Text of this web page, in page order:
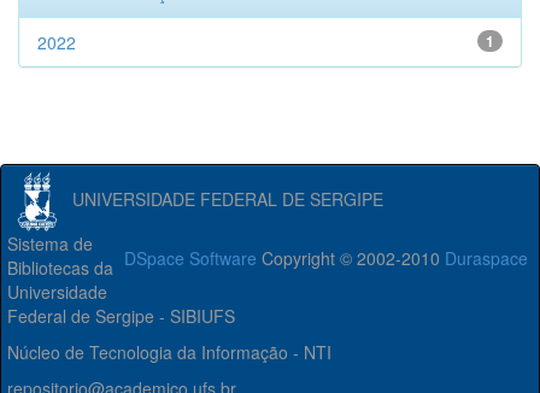
1
2022
UNIVERSIDADE FEDERAL DE SERGIPE
DSpace Software Copyright © 2002-2010 Duraspace
Sistema de
Bibliotecas da
Universidade
Federal de Sergipe - SIBIUFS
Núcleo de Tecnologia da Informação - NTI
repositorio@academico.ufs.br